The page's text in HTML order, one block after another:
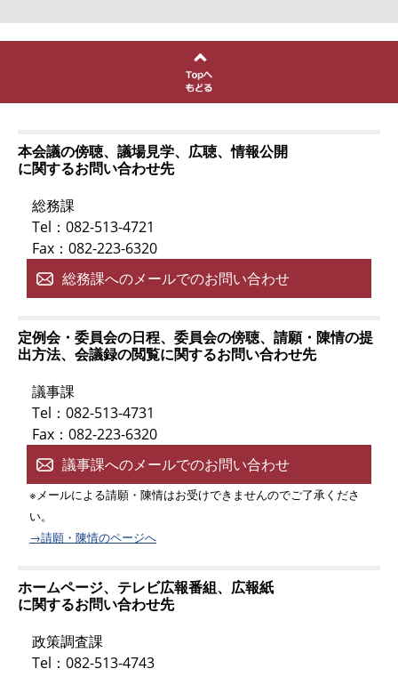
本会議の傍聴、議場見学、広聴、情報公開
に関するお問い合わせ先
総務課
Tel：082-513-4721
Fax：082-223-6320
総務課へのメールでのお問い合わせ
定例会・委員会の日程、委員会の傍聴、請願・陳情の提
出方法、会議録の閲覧に関するお問い合わせ先
議事課
Tel：082-513-4731
Fax：082-223-6320
議事課へのメールでのお問い合わせ
※メールによる請願・陳情はお受けできませんのでご了承くださ
い。
→請願・陳情のページへ
ホームページ、テレビ広報番組、広報紙
に関するお問い合わせ先
政策調査課
Tel：082-513-4743